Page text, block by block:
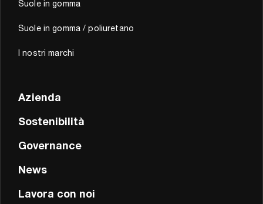
Suole in gomma
Suole in gomma / poliuretano
I nostri marchi
Azienda
Sostenibilità
Governance
News
Lavora con noi